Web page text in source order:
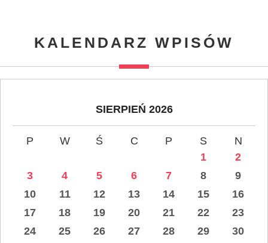
KALENDARZ WPISÓW
SIERPIEŃ 2026
P W Ś C P S
N
1
2
3
4 5 6 7 8
9
10
11 12 13 14 15
16
17
18 19 20 21 22
23
24
25 26 27 28 29
30